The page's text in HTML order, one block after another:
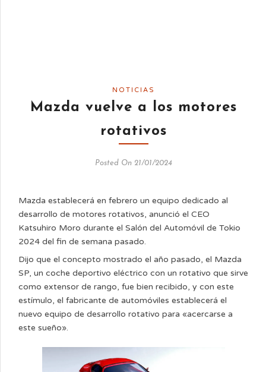
NOTICIAS
Mazda vuelve a los motores
rotativos
Posted On 21/01/2024
Mazda establecerá en febrero un equipo dedicado al
desarrollo de motores rotativos, anunció el CEO
Katsuhiro Moro durante el Salón del Automóvil de Tokio
2024 del fin de semana pasado.
Dijo que el concepto mostrado el año pasado, el Mazda
SP, un coche deportivo eléctrico con un rotativo que sirve
como extensor de rango, fue bien recibido, y con este
estímulo, el fabricante de automóviles establecerá el
nuevo equipo de desarrollo rotativo para «acercarse a
este sueño».